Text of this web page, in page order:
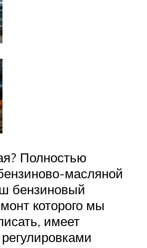
Полностью
масляной
бензиновый
которого мы
имеет